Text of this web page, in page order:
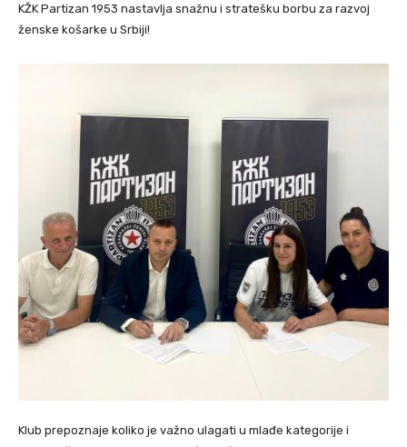
KŽK Partizan 1953 nastavlja snažnu i stratešku borbu za razvoj
ženske košarke u Srbiji!
Klub prepoznaje koliko je važno ulagati u mlađe kategorije i